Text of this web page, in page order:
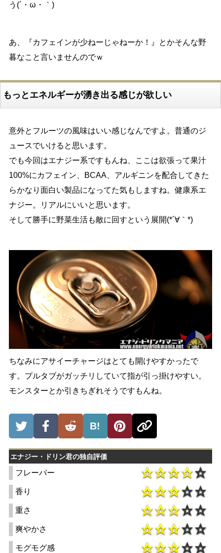
う(´・ω・｀)
あ、『カフェインが少ねーじゃねーか！』とかそんな野
暮なこと言いませんのでｗ
もっとエネルギーが湧き出る感じが欲しい
意外とフルーツの風味はいい感じなんですよ。普通のジ
ュースでいけると思います。
でも今回はエナジー系ですもんね、ここは欲張って果汁
100%にカフェイン、BCAA、アルギニンを配合してきた
らかなり面白い製品になってた気もしますね。健康系エ
ナジー。リアルにいいと思います。
そして勝手に野菜生活も敵に回すという展開(*´∀｀*)
ちなみにアサイーチャージはとても開けやすかったで
す。プルタブがガッチリしていて指が引っ掛けやすい。
モンスターとか引きちぎれそうですもんね。
B!
エナジー・ドリン君の独自評価
フレーバー
香り
重さ
爽やかさ
モグモグ感